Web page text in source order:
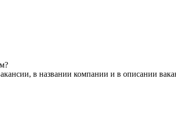
в названии компании и в описании